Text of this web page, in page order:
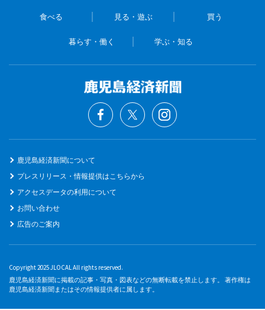
食べる 見る・遊ぶ 買う
暮らす・働く 学ぶ・知る
鹿児島経済新聞について
プレスリリース・情報提供はこちらから
アクセスデータの利用について
お問い合わせ
広告のご案内
Copyright 2025 JLOCAL All rights reserved.
鹿児島経済新聞に掲載の記事・写真・図表などの無断転載を禁止します。 著作権は
鹿児島経済新聞またはその情報提供者に属します。